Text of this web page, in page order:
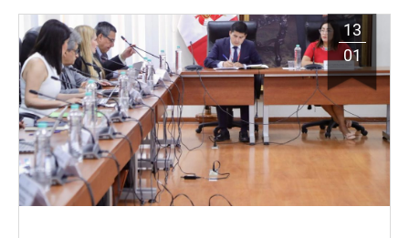
13
01